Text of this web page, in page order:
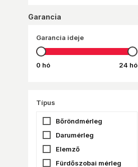
XAVAX
XIAOMI
Garancia
Garancia ideje
0 hó 24 hó
Típus
Bőröndmérleg
Darumérleg
Elemző
Fürdőszobai mérleg